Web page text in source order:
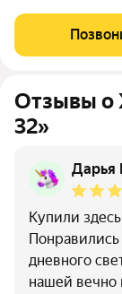
м2 Кухня-
санузел - 3,63 +
Отзывы о
32»
Дарья
Купили
дневного
нашей вечно